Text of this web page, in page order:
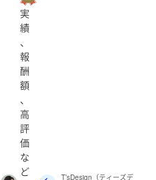
実
績
、
報
酬
額
、
高
評
価
な
ど
T’sDesign（ティーズデ